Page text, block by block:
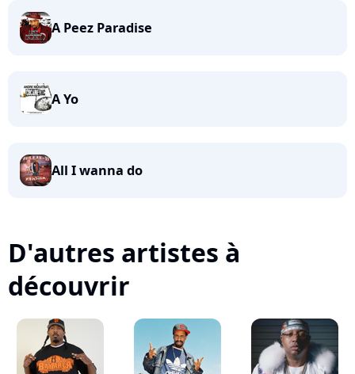
A Peez Paradise
A Yo
All I wanna do
D'autres artistes à
découvrir